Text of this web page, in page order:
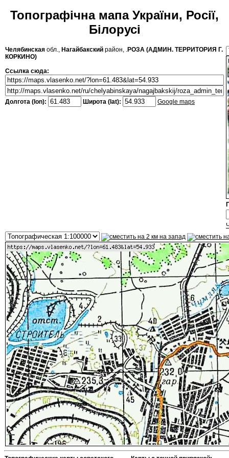
Топографічна мапа України, Росії,
Білорусі
Челябинская обл., Нагайбакский район, .РОЗА (АДМИН. ТЕРРИТОРИЯ Г.
КОРКИНО)
Ссылка сюда:
Долгота (lon): Широта (lat): Google maps